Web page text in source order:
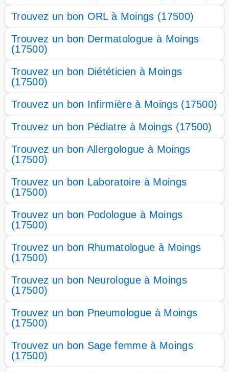
Trouvez un bon ORL à Moings (17500)
Trouvez un bon Dermatologue à Moings
(17500)
Trouvez un bon Diététicien à Moings
(17500)
Trouvez un bon Infirmière à Moings (17500)
Trouvez un bon Pédiatre à Moings (17500)
Trouvez un bon Allergologue à Moings
(17500)
Trouvez un bon Laboratoire à Moings
(17500)
Trouvez un bon Podologue à Moings
(17500)
Trouvez un bon Rhumatologue à Moings
(17500)
Trouvez un bon Neurologue à Moings
(17500)
Trouvez un bon Pneumologue à Moings
(17500)
Trouvez un bon Sage femme à Moings
(17500)